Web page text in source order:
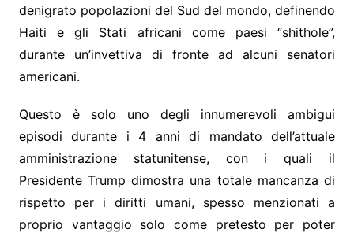
denigrato popolazioni del Sud del mondo, definendo
Haiti e gli Stati africani come paesi “shithole”,
durante un’invettiva di fronte ad alcuni senatori
americani.
Questo è solo uno degli innumerevoli ambigui
episodi durante i 4 anni di mandato dell’attuale
amministrazione statunitense, con i quali il
Presidente Trump dimostra una totale mancanza di
rispetto per i diritti umani, spesso menzionati a
proprio vantaggio solo come pretesto per poter